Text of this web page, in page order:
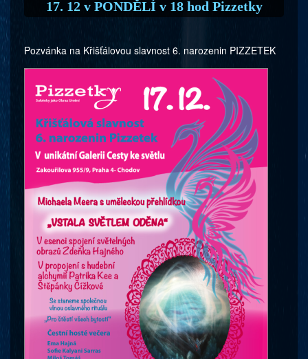
Galerie
Program
Doprovodný prodej
Kontakty
17. 12 v PONDĚLÍ v 18 hod Pizzetky
Pozvánka na Křišťálovou slavnost 6. narozenin PIZZETEK